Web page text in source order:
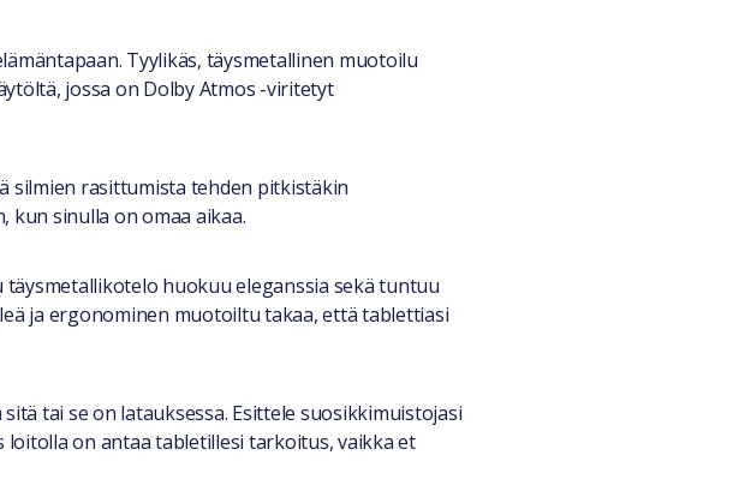
Tyylikäs, täysmetallinen muotoilu
jossa on Dolby Atmos -viritetyt
silmien rasittumista tehden pitkistäkin
kun sinulla on omaa aikaa.
huokuu eleganssia sekä tuntuu
ja ergonominen muotoiltu takaa, että tablettiasi
tai se on latauksessa. Esittele suosikkimuistojasi
loitolla on antaa tabletillesi tarkoitus, vaikka et